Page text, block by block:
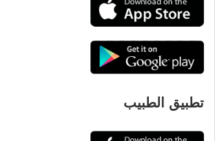
تطبيق الطبيب